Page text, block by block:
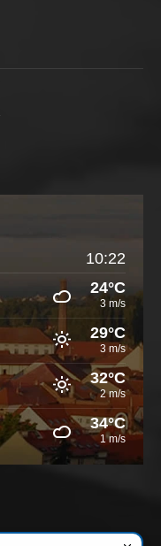
10:22
24°C
3 m/s
29°C
3 m/s
32°C
2 m/s
34°C
1 m/s